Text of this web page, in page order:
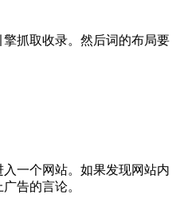
抓取收录。然后词的布局要
一个网站。如果发现网站内
告的言论。